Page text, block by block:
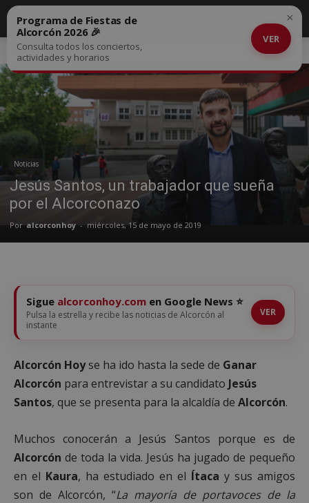
Inicio Noticias
Noticias
Jesús Santos, un trabajador que sueña
por el Alcorconazo
Por alcorconhoy - miércoles, 15 de mayo de 2019
Programa de Fiestas de
Alcorcón 2026 🎉
Consulta todos los conciertos,
actividades y horarios
VER
×
Sigue alcorconhoy.com en Google News ⭐
Pulsa la estrella y recibe las noticias de Alcorcón al
instante
VER
Alcorcón Hoyse ha ido hasta la sede de Ganar
Alcorcón para entrevistar a su candidato Jesús
Santos, que se presenta para la alcaldía de Alcorcón.
Muchos conocerán a Jesús Santos porque es de
Alcorcón de toda la vida. Jesús ha jugado de pequeño
en el Kaura, ha estudiado en el Ítaca y sus amigos
son de Alcorcón, “La mayoría de portavoces de la